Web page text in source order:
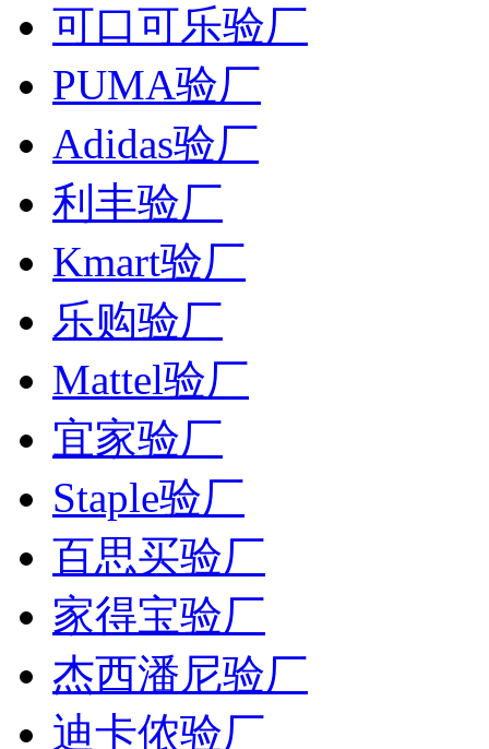
可口可乐验厂
PUMA验厂
Adidas验厂
利丰验厂
Kmart验厂
乐购验厂
Mattel验厂
宜家验厂
Staple验厂
百思买验厂
家得宝验厂
杰西潘尼验厂
迪卡侬验厂